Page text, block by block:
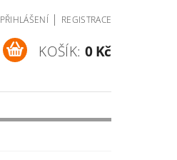
PŘIHLÁŠENÍ | REGISTRACE
KOŠÍK: 0 Kč